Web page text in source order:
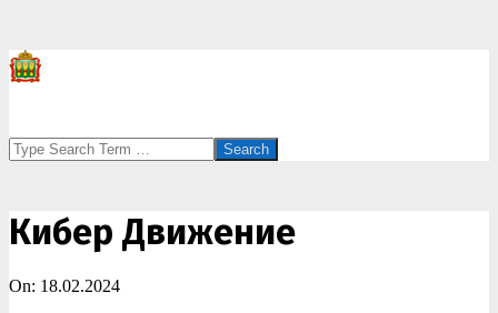
Search
Кибер Движение
On: 18.02.2024